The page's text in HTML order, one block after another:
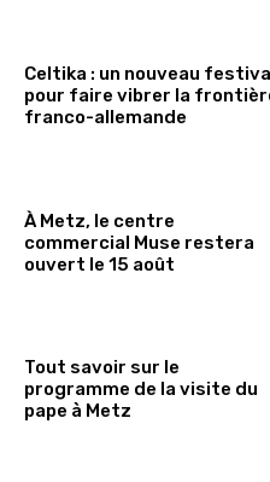
Celtika : un nouveau festival
pour faire vibrer la
franco-allemande
À Metz, le centre
commercial Muse restera
ouvert le 15 août
Tout savoir sur le
programme de la visite du
pape à Metz